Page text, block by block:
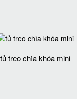
tủ treo chìa khóa mini